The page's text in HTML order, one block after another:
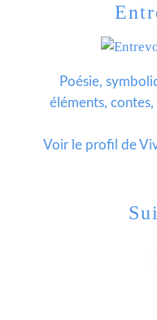
Poésie,
éléments,
Voir le profil de